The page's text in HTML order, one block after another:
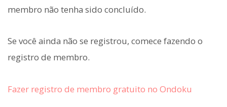
membro não tenha sido concluído.
Se você ainda não se registrou, comece fazendo o
registro de membro.
Fazer registro de membro gratuito no Ondoku